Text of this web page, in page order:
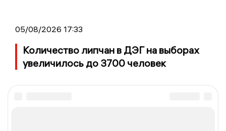
05/08/2026 17:33
Количество липчан в ДЭГ на выборах
увеличилось до 3700 человек